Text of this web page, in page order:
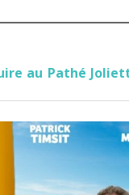
au Pathé